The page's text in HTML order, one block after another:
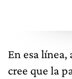
En esa
cree que la